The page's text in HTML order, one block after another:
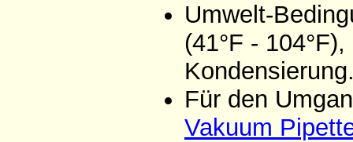
Umwelt-
(41°F -
Für den
Vakuum